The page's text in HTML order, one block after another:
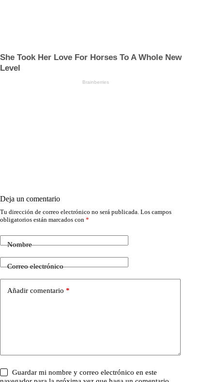
Deja un comentario
Tu dirección de correo electrónico no será publicada. Los campos
obligatorios están marcados con *
Nombre
Correo electrónico
Añadir comentario *
Guardar mi nombre y correo electrónico en este